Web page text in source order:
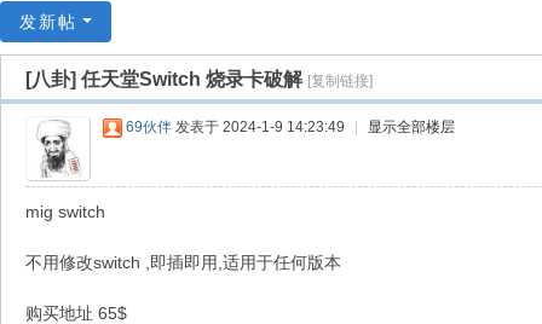
爱
发新帖
[八卦] 任天堂Switch 烧录卡破解 [复制链接]
69伙伴 发表于 2024-1-9 14:23:49 显示全部楼层
mig switch
不用修改switch ,即插即用,适用于任何版本
购买地址 65$